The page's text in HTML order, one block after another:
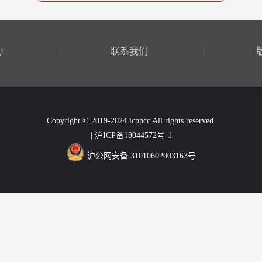
联系我们
Copyright © 2019-2024 icppcc All rights reserved.
| 沪ICP备18044572号-1
沪公网安备 31010602003163号